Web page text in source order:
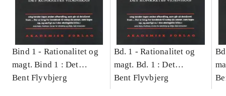
Bind 1 - Rationalitet og
magt. Bind 1 : Det
konkretes videnskab
Bent Flyvbjerg
Bd. 1 -Rationalitet og
magt. Bd. 1 : Det
konkretes videnskab
Bent Flyvbjerg